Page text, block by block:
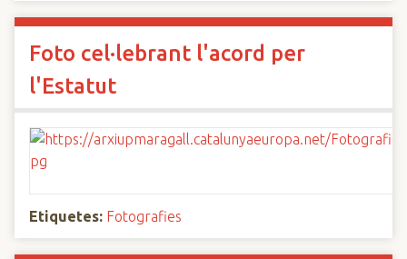
Foto cel·lebrant l'acord per
l'Estatut
Etiquetes: Fotografies